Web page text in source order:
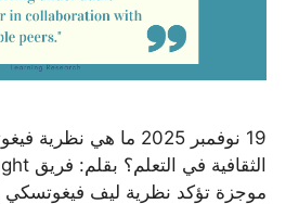
19 نوفمبر 2025 ما هي
موجزة تؤكد نظرية ليف فيغوتسكي